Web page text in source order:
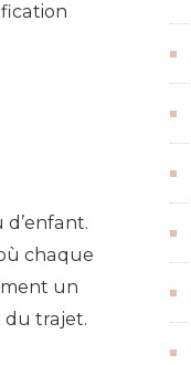
d’enfant.
chaque
un
du trajet.